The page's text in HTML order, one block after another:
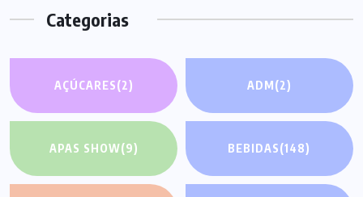
Categorias
AÇÚCARES(2) ADM(2)
APAS SHOW(9) BEBIDAS(148)